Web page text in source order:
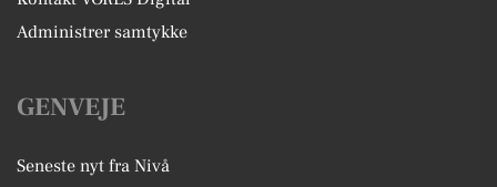
Administrer samtykke
GENVEJE
Seneste nyt fra Nivå